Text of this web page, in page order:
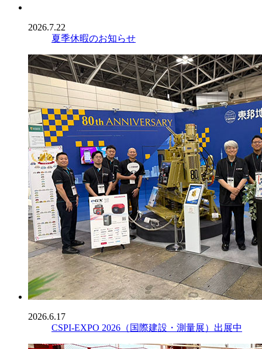
2026.7.22
夏季休暇のお知らせ
2026.6.17
CSPI-EXPO 2026（国際建設・測量展）出展中